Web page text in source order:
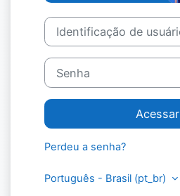
Identificação de usuário
Senha
Acessar
Perdeu a senha?
Português - Brasil ‎(pt_br)‎